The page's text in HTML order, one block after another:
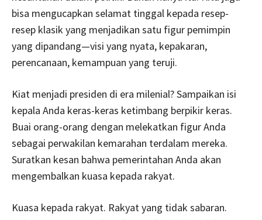
bisa mengucapkan selamat tinggal kepada resep-
resep klasik yang menjadikan satu figur pemimpin
yang dipandang—visi yang nyata, kepakaran,
perencanaan, kemampuan yang teruji.
Kiat menjadi presiden di era milenial? Sampaikan isi
kepala Anda keras-keras ketimbang berpikir keras.
Buai orang-orang dengan melekatkan figur Anda
sebagai perwakilan kemarahan terdalam mereka.
Suratkan kesan bahwa pemerintahan Anda akan
mengembalkan kuasa kepada rakyat.
Kuasa kepada rakyat. Rakyat yang tidak sabaran.